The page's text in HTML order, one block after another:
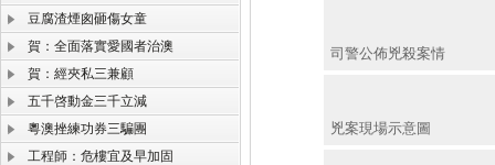
豆腐渣煙囪砸傷女童
賀：全面落實愛國者治澳
賀：經夾私三兼顧
五千啓動金三千立減
粵澳挫練功券三騙團
工程師：危樓宜及早加固
司警公佈兇殺案情
兇案現場示意圖